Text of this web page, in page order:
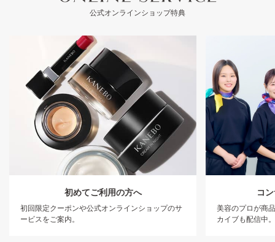
公式オンラインショップ特典
初めてご利用の方へ
初回限定クーポンや公式オンラインショップのサ
ービスをご案内。
コ
美容のプロが商
カイブも配信中。